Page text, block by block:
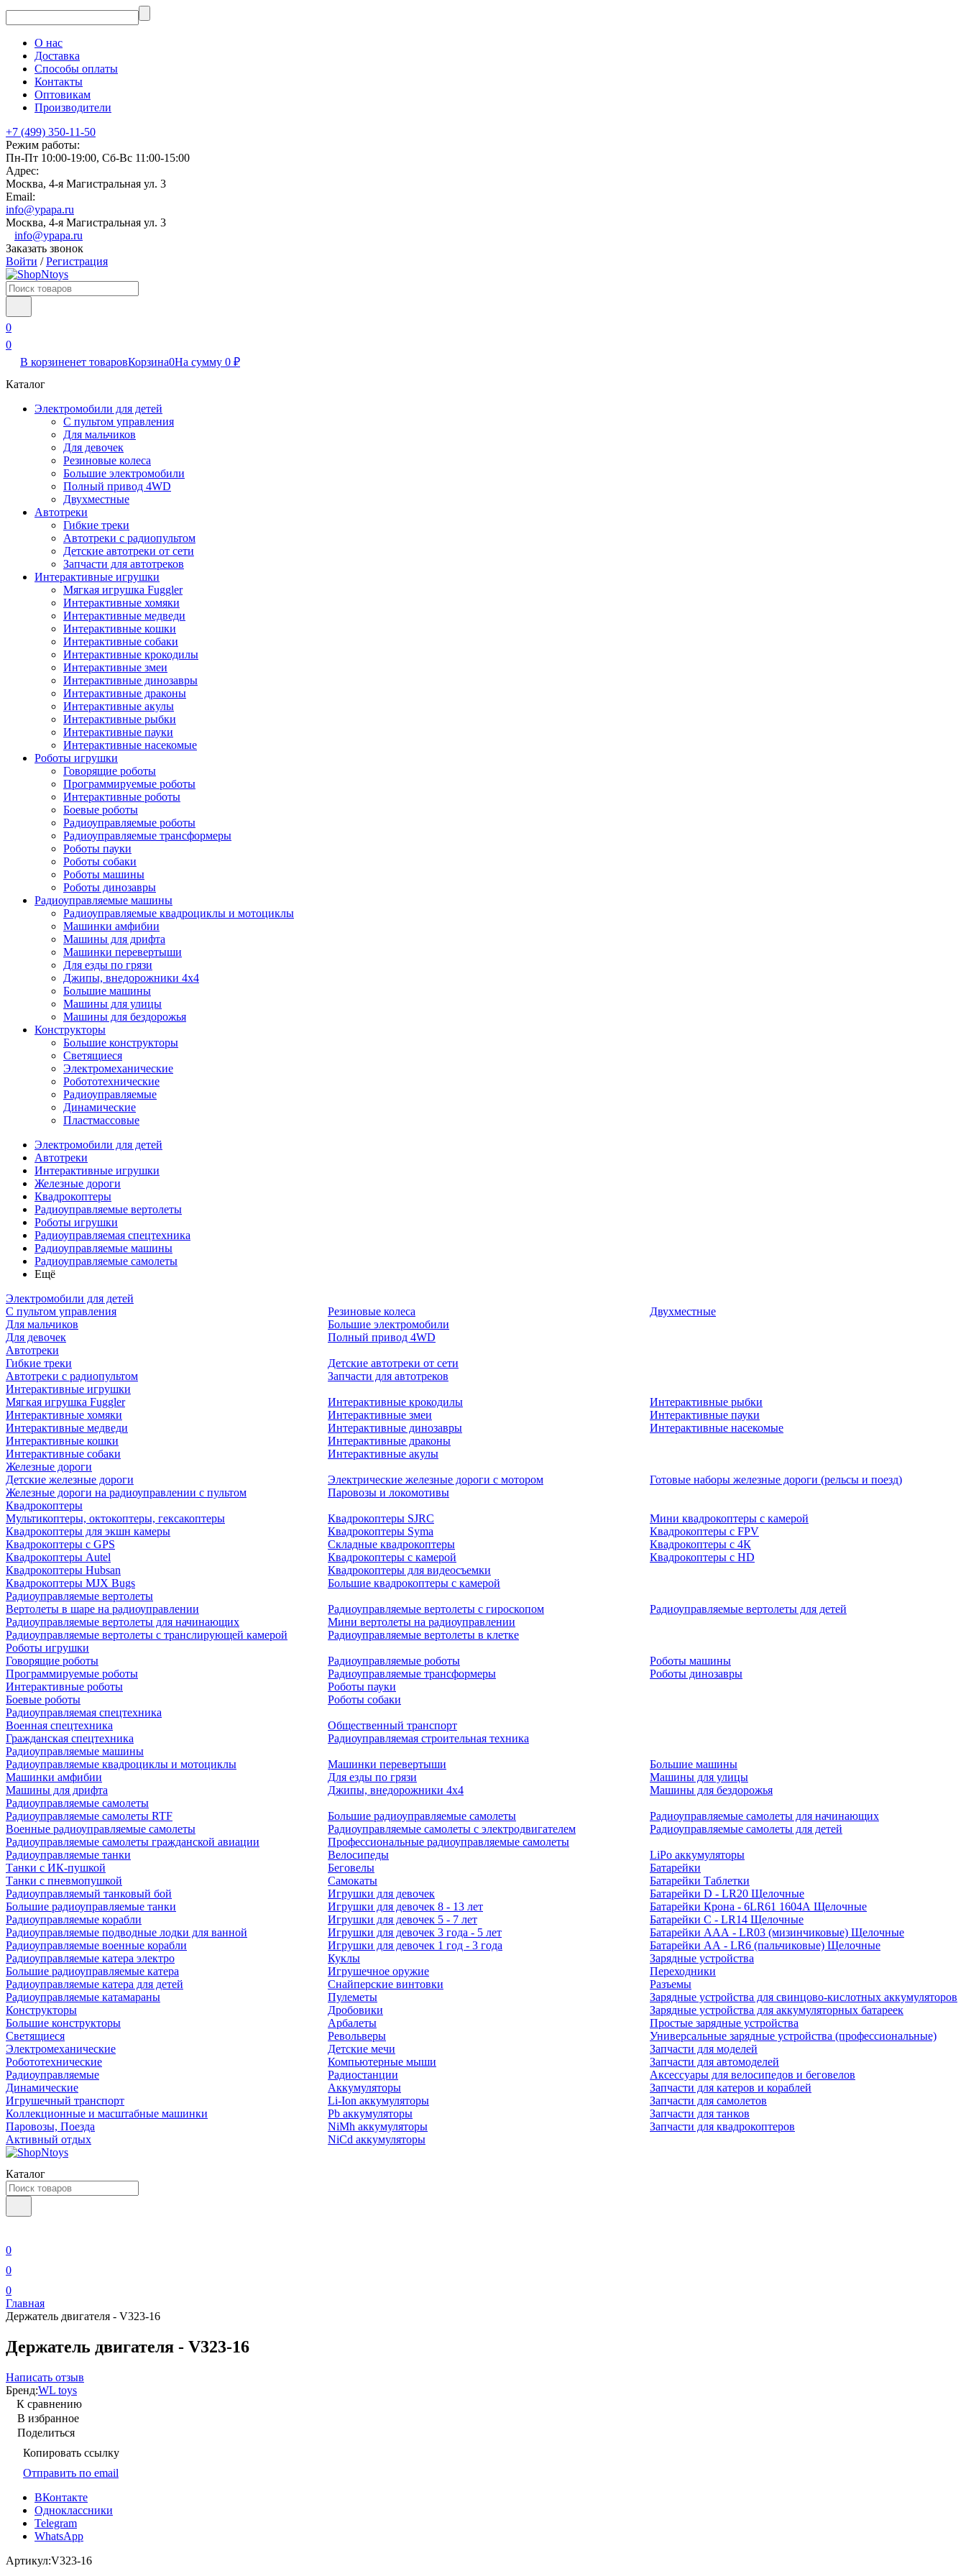
О нас
Доставка
Способы оплаты
Контакты
Оптовикам
Производители
+7 (499) 350-11-50
Режим работы:
Пн-Пт 10:00-19:00, Сб-Вс 11:00-15:00
Адрес:
Москва, 4-я Магистральная ул. 3
Email:
info@ypapa.ru
Москва, 4-я Магистральная ул. 3
info@ypapa.ru
Заказать звонок
Войти /Регистрация
0
0
В корзиненет товаровКорзина0На сумму 0 ₽
Каталог
Электромобили для детей
С пультом управления
Для мальчиков
Для девочек
Резиновые колеса
Большие электромобили
Полный привод 4WD
Двухместные
Автотреки
Гибкие треки
Автотреки с радиопультом
Детские автотреки от сети
Запчасти для автотреков
Интерактивные игрушки
Мягкая игрушка Fuggler
Интерактивные хомяки
Интерактивные медведи
Интерактивные кошки
Интерактивные собаки
Интерактивные крокодилы
Интерактивные змеи
Интерактивные динозавры
Интерактивные драконы
Интерактивные акулы
Интерактивные рыбки
Интерактивные пауки
Интерактивные насекомые
Роботы игрушки
Говорящие роботы
Программируемые роботы
Интерактивные роботы
Боевые роботы
Радиоуправляемые роботы
Радиоуправляемые трансформеры
Роботы пауки
Роботы собаки
Роботы машины
Роботы динозавры
Радиоуправляемые машины
Радиоуправляемые квадроциклы и мотоциклы
Машинки амфибии
Машины для дрифта
Машинки перевертыши
Для езды по грязи
Джипы, внедорожники 4x4
Большие машины
Машины для улицы
Машины для бездорожья
Конструкторы
Большие конструкторы
Светящиеся
Электромеханические
Робототехнические
Радиоуправляемые
Динамические
Пластмассовые
Электромобили для детей
Автотреки
Интерактивные игрушки
Железные дороги
Квадрокоптеры
Радиоуправляемые вертолеты
Роботы игрушки
Радиоуправляемая спецтехника
Радиоуправляемые машины
Радиоуправляемые самолеты
Ещё
Электромобили для детей
С пультом управления
Для мальчиков
Для девочек
Резиновые колеса
Большие электромобили
Полный привод 4WD
Двухместные
Автотреки
Гибкие треки
Автотреки с радиопультом
Детские автотреки от сети
Запчасти для автотреков
Интерактивные игрушки
Мягкая игрушка Fuggler
Интерактивные хомяки
Интерактивные медведи
Интерактивные кошки
Интерактивные собаки
Интерактивные крокодилы
Интерактивные змеи
Интерактивные динозавры
Интерактивные драконы
Интерактивные акулы
Интерактивные рыбки
Интерактивные пауки
Интерактивные насекомые
Железные дороги
Детские железные дороги
Железные дороги на радиоуправлении с пультом
Электрические железные дороги с мотором
Паровозы и локомотивы
Готовые наборы железные дороги (рельсы и поезд)
Квадрокоптеры
Мультикоптеры, октокоптеры, гексакоптеры
Квадрокоптеры для экшн камеры
Квадрокоптеры с GPS
Квадрокоптеры Autel
Квадрокоптеры Hubsan
Квадрокоптеры MJX Bugs
Квадрокоптеры SJRC
Квадрокоптеры Syma
Складные квадрокоптеры
Квадрокоптеры с камерой
Квадрокоптеры для видеосъемки
Большие квадрокоптеры с камерой
Мини квадрокоптеры с камерой
Квадрокоптеры с FPV
Квадрокоптеры с 4К
Квадрокоптеры с HD
Радиоуправляемые вертолеты
Вертолеты в шаре на радиоуправлении
Радиоуправляемые вертолеты для начинающих
Радиоуправляемые вертолеты с транслирующей камерой
Радиоуправляемые вертолеты с гироскопом
Мини вертолеты на радиоуправлении
Радиоуправляемые вертолеты в клетке
Радиоуправляемые вертолеты для детей
Роботы игрушки
Говорящие роботы
Программируемые роботы
Интерактивные роботы
Боевые роботы
Радиоуправляемые роботы
Радиоуправляемые трансформеры
Роботы пауки
Роботы собаки
Роботы машины
Роботы динозавры
Радиоуправляемая спецтехника
Военная спецтехника
Гражданская спецтехника
Общественный транспорт
Радиоуправляемая строительная техника
Радиоуправляемые машины
Радиоуправляемые квадроциклы и мотоциклы
Машинки амфибии
Машины для дрифта
Машинки перевертыши
Для езды по грязи
Джипы, внедорожники 4x4
Большие машины
Машины для улицы
Машины для бездорожья
Радиоуправляемые самолеты
Радиоуправляемые самолеты RTF
Военные радиоуправляемые самолеты
Радиоуправляемые самолеты гражданской авиации
Большие радиоуправляемые самолеты
Радиоуправляемые самолеты с электродвигателем
Профессиональные радиоуправляемые самолеты
Радиоуправляемые самолеты для начинающих
Радиоуправляемые самолеты для детей
Радиоуправляемые танки
Танки с ИК-пушкой
Танки с пневмопушкой
Радиоуправляемый танковый бой
Большие радиоуправляемые танки
Радиоуправляемые корабли
Радиоуправляемые подводные лодки для ванной
Радиоуправляемые военные корабли
Радиоуправляемые катера электро
Большие радиоуправляемые катера
Радиоуправляемые катера для детей
Радиоуправляемые катамараны
Конструкторы
Большие конструкторы
Светящиеся
Электромеханические
Робототехнические
Радиоуправляемые
Динамические
Игрушечный транспорт
Коллекционные и масштабные машинки
Паровозы, Поезда
Активный отдых
Велосипеды
Беговелы
Самокаты
Игрушки для девочек
Игрушки для девочек 8 - 13 лет
Игрушки для девочек 5 - 7 лет
Игрушки для девочек 3 года - 5 лет
Игрушки для девочек 1 год - 3 года
Куклы
Игрушечное оружие
Снайперские винтовки
Пулеметы
Дробовики
Арбалеты
Револьверы
Детские мечи
Компьютерные мыши
Радиостанции
Аккумуляторы
Li-Ion аккумуляторы
Pb аккумуляторы
NiMh аккумуляторы
NiCd аккумуляторы
LiPo аккумуляторы
Батарейки
Батарейки Таблетки
Батарейки D - LR20 Щелочные
Батарейки Крона - 6LR61 1604A Щелочные
Батарейки C - LR14 Щелочные
Батарейки AAA - LR03 (мизинчиковые) Щелочные
Батарейки AA - LR6 (пальчиковые) Щелочные
Зарядные устройства
Переходники
Разъемы
Зарядные устройства для свинцово-кислотных аккумуляторов
Зарядные устройства для аккумуляторных батареек
Простые зарядные устройства
Универсальные зарядные устройства (профессиональные)
Запчасти для моделей
Запчасти для автомоделей
Аксессуары для велосипедов и беговелов
Запчасти для катеров и кораблей
Запчасти для самолетов
Запчасти для танков
Запчасти для квадрокоптеров
Каталог
0
0
0
Главная
Держатель двигателя - V323-16
Держатель двигателя - V323-16
Написать отзыв
Бренд:WL toys
К сравнению
В избранное
Поделиться
Копировать ссылку
Отправить по email
ВКонтакте
Одноклассники
Telegram
WhatsApp
Артикул:V323-16